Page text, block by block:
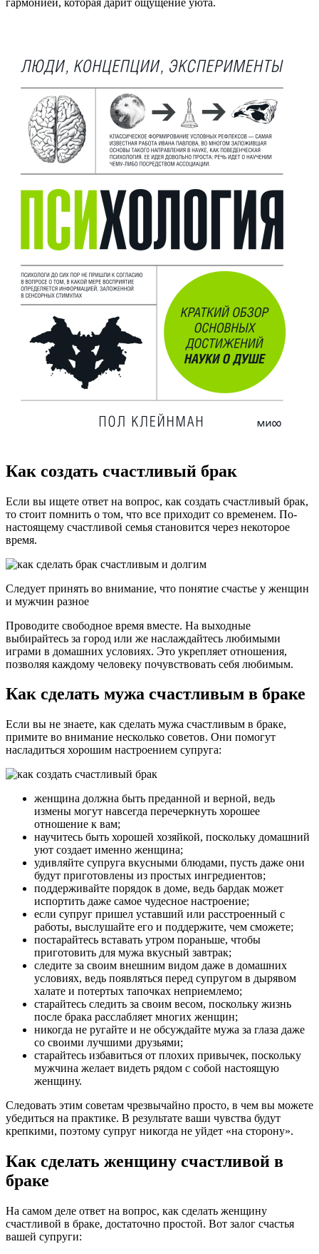
Как создать счастливый брак
Если вы ищете ответ на вопрос, как создать счастливый брак,
то стоит помнить о том, что все приходит со временем. По-
настоящему счастливой семья становится через некоторое
время.
Следует принять во внимание, что понятие счастье у женщин
и мужчин разное
Проводите свободное время вместе. На выходные
выбирайтесь за город или же наслаждайтесь любимыми
играми в домашних условиях. Это укрепляет отношения,
позволяя каждому человеку почувствовать себя любимым.
Как сделать мужа счастливым в браке
Если вы не знаете, как сделать мужа счастливым в браке,
примите во внимание несколько советов. Они помогут
насладиться хорошим настроением супруга:
женщина должна быть преданной и верной, ведь
измены могут навсегда перечеркнуть хорошее
отношение к вам;
научитесь быть хорошей хозяйкой, поскольку домашний
уют создает именно женщина;
удивляйте супруга вкусными блюдами, пусть даже они
будут приготовлены из простых ингредиентов;
поддерживайте порядок в доме, ведь бардак может
испортить даже самое чудесное настроение;
если супруг пришел уставший или расстроенный с
работы, выслушайте его и поддержите, чем сможете;
постарайтесь вставать утром пораньше, чтобы
приготовить для мужа вкусный завтрак;
следите за своим внешним видом даже в домашних
условиях, ведь появляться перед супругом в дырявом
халате и потертых тапочках неприемлемо;
старайтесь следить за своим весом, поскольку жизнь
после брака расслабляет многих женщин;
никогда не ругайте и не обсуждайте мужа за глаза даже
со своими лучшими друзьями;
старайтесь избавиться от плохих привычек, поскольку
мужчина желает видеть рядом с собой настоящую
женщину.
Следовать этим советам чрезвычайно просто, в чем вы можете
убедиться на практике. В результате ваши чувства будут
крепкими, поэтому супруг никогда не уйдет «на сторону».
Как сделать женщину счастливой в
браке
На самом деле ответ на вопрос, как сделать женщину
счастливой в браке, достаточно простой. Вот залог счастья
вашей супруги: